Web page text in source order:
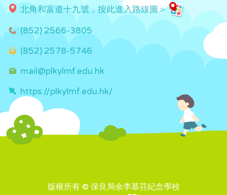
北角和富道十九號，按此進入路線圖＞
(852) 2566-3805
(852) 2578-5746
mail@plkylmf.edu.hk
https://plkylmf.edu.hk/
版權所有 © 保良局余李慕芬紀念學校